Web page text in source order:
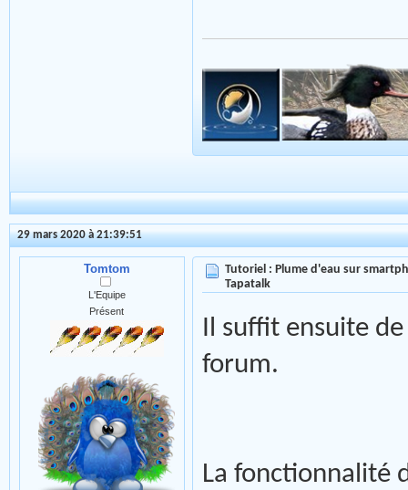
29 mars 2020 à 21:39:51
Tomtom
L'Equipe
Présent
Tutoriel : Plume d'eau sur
Tapatalk
Il suffit ensuite
forum.
La fonctionnalité